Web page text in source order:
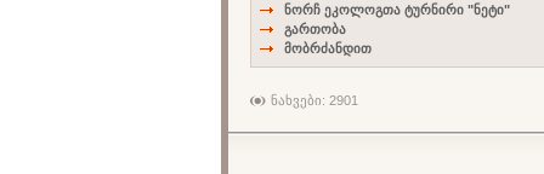
ნორჩ ეკოლოგთა ტურნირი "ნეტი"
გართობა
მობრძანდით
ნახვები: 2901